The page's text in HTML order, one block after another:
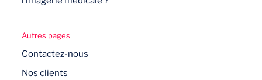
Autres pages
Contactez-nous
Nos clients